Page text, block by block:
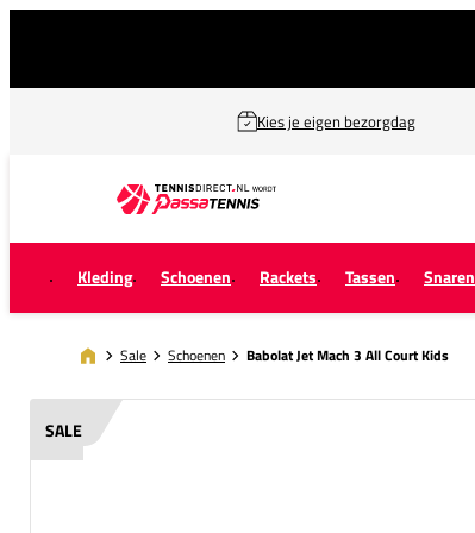
Kies je eigen bezorgdag
Kleding Schoenen Rackets Tassen Snaren
Sale Schoenen Babolat Jet Mach 3 All Court Kids
SALE